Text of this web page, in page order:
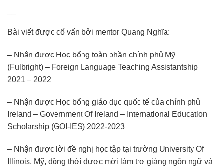
Bài viết được cố vấn bởi mentor Quang Nghĩa:
– Nhận được Học bổng toàn phần chính phủ Mỹ
(Fulbright) – Foreign Language Teaching Assistantship
2021 – 2022
– Nhận được Học bổng giáo dục quốc tế của chính phủ
Ireland – Government Of Ireland – International Education
Scholarship (GOI-IES) 2022-2023
– Nhận được lời đề nghị học tập tại trường University Of
Illinois, Mỹ, đồng thời được mời làm trợ giảng ngôn ngữ và